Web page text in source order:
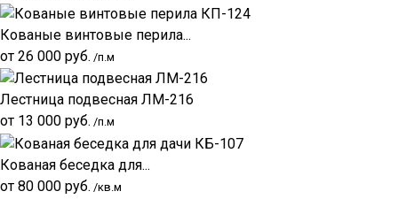
Кованые винтовые перила...
от 26 000 руб. /п.м
Лестница подвесная ЛМ-216
от 13 000 руб. /п.м
Кованая беседка для...
от 80 000 руб. /кв.м